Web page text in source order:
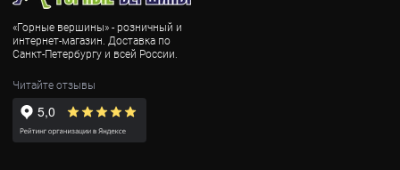
«Горные вершины» - розничный и
интернет-магазин. Доставка по
Санкт-Петербургу и всей России.
Читайте отзывы